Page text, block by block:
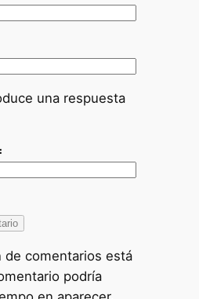
una respuesta
de comentarios está
podría